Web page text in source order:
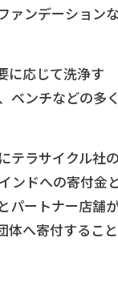
ァンデーションな
に応じて洗浄す
ベンチなどの多く
テラサイクル社の
ンドへの寄付金
パートナー店舗
体へ寄付すること